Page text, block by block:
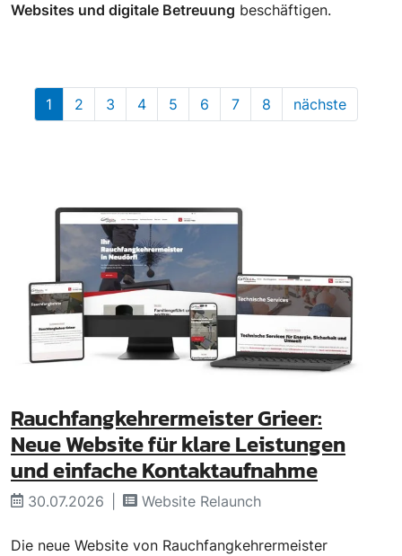
Websites und digitale Betreuung beschäftigen.
1 2 3 4 5 6 7 8 nächste
Rauchfangkehrermeister Grieer:
Neue Website für klare Leistungen
und einfache Kontaktaufnahme
30.07.2026 Website Relaunch
Die neue Website von Rauchfangkehrermeister